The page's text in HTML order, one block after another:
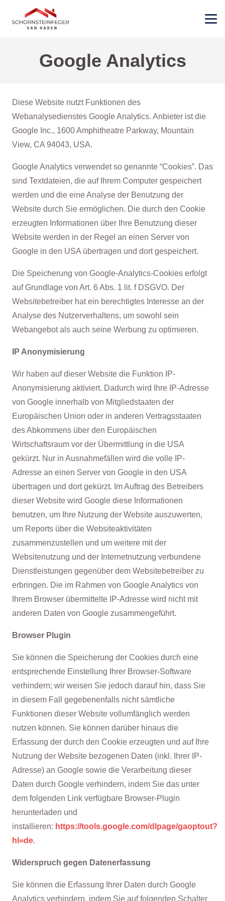
Google Analytics
Diese Website nutzt Funktionen des
Webanalysedienstes Google Analytics. Anbieter ist die
Google Inc., 1600 Amphitheatre Parkway, Mountain
View, CA 94043, USA.
Google Analytics verwendet so genannte “Cookies”. Das
sind Textdateien, die auf Ihrem Computer gespeichert
werden und die eine Analyse der Benutzung der
Website durch Sie ermöglichen. Die durch den Cookie
erzeugten Informationen über Ihre Benutzung dieser
Website werden in der Regel an einen Server von
Google in den USA übertragen und dort gespeichert.
Die Speicherung von Google-Analytics-Cookies erfolgt
auf Grundlage von Art. 6 Abs. 1 lit. f DSGVO. Der
Websitebetreiber hat ein berechtigtes Interesse an der
Analyse des Nutzerverhaltens, um sowohl sein
Webangebot als auch seine Werbung zu optimieren.
IP Anonymisierung
Wir haben auf dieser Website die Funktion IP-
Anonymisierung aktiviert. Dadurch wird Ihre IP-Adresse
von Google innerhalb von Mitgliedstaaten der
Europäischen Union oder in anderen Vertragsstaaten
des Abkommens über den Europäischen
Wirtschaftsraum vor der Übermittlung in die USA
gekürzt. Nur in Ausnahmefällen wird die volle IP-
Adresse an einen Server von Google in den USA
übertragen und dort gekürzt. Im Auftrag des Betreibers
dieser Website wird Google diese Informationen
benutzen, um Ihre Nutzung der Website auszuwerten,
um Reports über die Websiteaktivitäten
zusammenzustellen und um weitere mit der
Websitenutzung und der Internetnutzung verbundene
Dienstleistungen gegenüber dem Websitebetreiber zu
erbringen. Die im Rahmen von Google Analytics von
Ihrem Browser übermittelte IP-Adresse wird nicht mit
anderen Daten von Google zusammengeführt.
Browser Plugin
Sie können die Speicherung der Cookies durch eine
entsprechende Einstellung Ihrer Browser-Software
verhindern; wir weisen Sie jedoch darauf hin, dass Sie
in diesem Fall gegebenenfalls nicht sämtliche
Funktionen dieser Website vollumfänglich werden
nutzen können. Sie können darüber hinaus die
Erfassung der durch den Cookie erzeugten und auf Ihre
Nutzung der Website bezogenen Daten (inkl. Ihrer IP-
Adresse) an Google sowie die Verarbeitung dieser
Daten durch Google verhindern, indem Sie das unter
dem folgenden Link verfügbare Browser-Plugin
herunterladen und
installieren: https://tools.google.com/dlpage/gaoptout?
hl=de.
Widerspruch gegen Datenerfassung
Sie können die Erfassung Ihrer Daten durch Google
Analytics verhindern, indem Sie auf folgenden Schalter